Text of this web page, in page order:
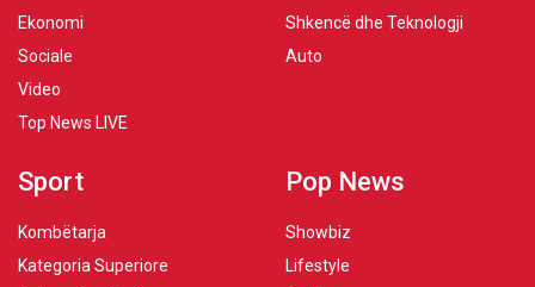
Ekonomi
Sociale
Video
Top News LIVE
Shkencë dhe Teknologji
Auto
Sport
Kombëtarja
Kategoria Superiore
Pop News
Showbiz
Lifestyle